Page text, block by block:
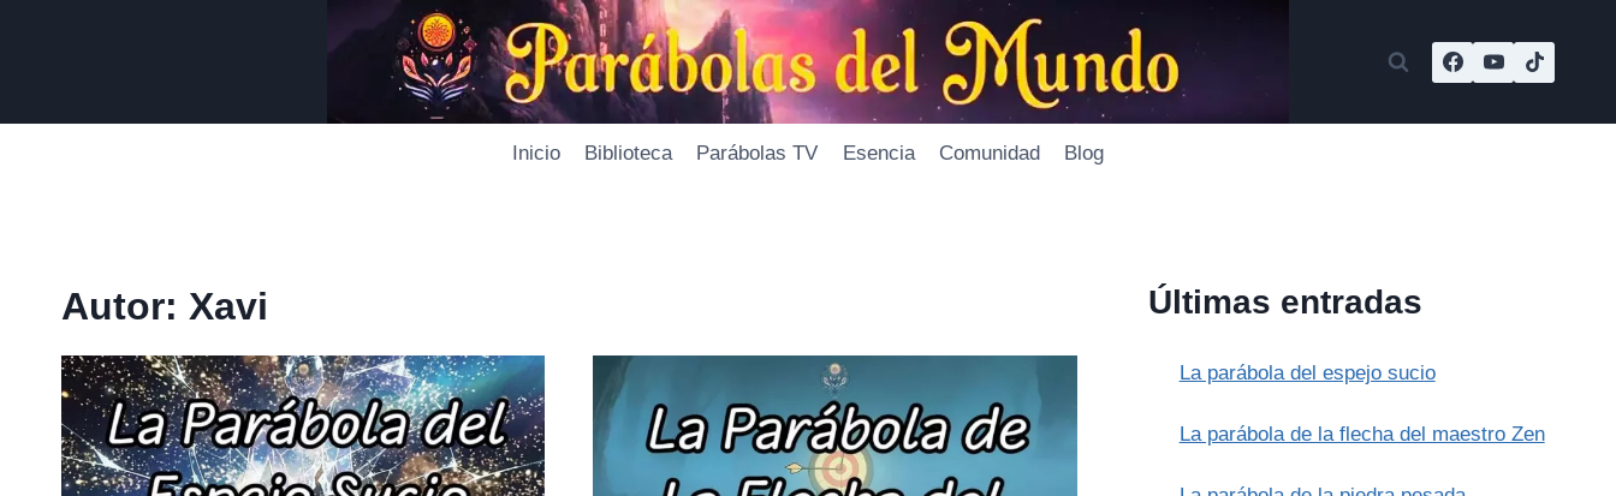
Inicio Biblioteca Parábolas TV Esencia Comunidad Blog
Autor: Xavi Últimas entradas
La parábola del espejo sucio
La parábola de la flecha del maestro Zen